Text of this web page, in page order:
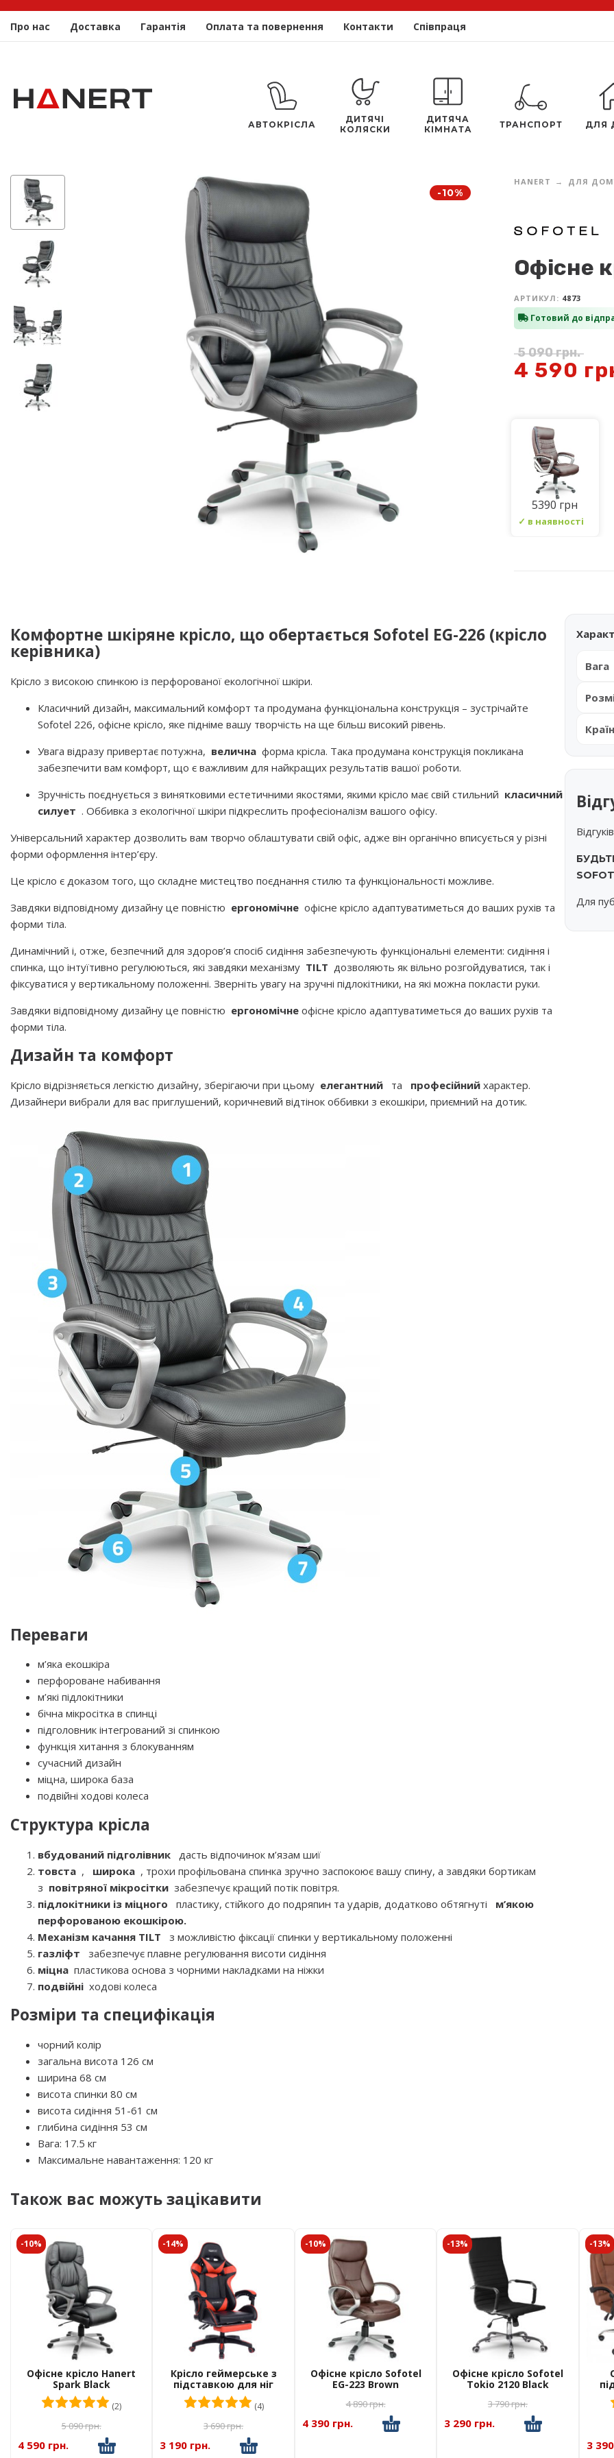
Про нас Доставка Гарантія Оплата та повернення Контакти Співпраця
АВТОКРІСЛА
ДИТЯЧІ
КОЛЯСКИ
ДИТЯЧА
КІМНАТА
ТРАНСПОРТ ДЛЯ
-10%
HANERT ДЛЯ
Офісне
АРТИКУЛ: 4873
Готовий до
5 090грн.
4 590
5390 грн
✓ в наявності
Комфортне шкіряне крісло, що обертається Sofotel EG-226 (крісло
керівника)
Крісло з високою спинкою із перфорованої екологічної шкіри.
Класичний дизайн, максимальний комфорт та продумана функціональна конструкція – зустрічайте
Sofotel 226, офісне крісло, яке підніме вашу творчість на ще більш високий рівень.
Увага відразу привертає потужна, велична форма крісла. Така продумана конструкція покликана
забезпечити вам комфорт, що є важливим для найкращих результатів вашої роботи.
Зручність поєднується з винятковими естетичними якостями, якими крісло має свій стильний класичний
силует . Оббивка з екологічної шкіри підкреслить професіоналізм вашого офісу.
Універсальний характер дозволить вам творчо облаштувати свій офіс, адже він органічно вписується у різні
форми оформлення інтер’єру.
Це крісло є доказом того, що складне мистецтво поєднання стилю та функціональності можливе.
Завдяки відповідному дизайну це повністю ергономічне офісне крісло адаптуватиметься до ваших рухів та
форми тіла.
Динамічний і, отже, безпечний для здоров’я спосіб сидіння забезпечують функціональні елементи: сидіння і
спинка, що інтуїтивно регулюються, які завдяки механізму TILT дозволяють як вільно розгойдуватися, так і
фіксуватися у вертикальному положенні. Зверніть увагу на зручні підлокітники, на які можна покласти руки.
Завдяки відповідному дизайну це повністю ергономічне офісне крісло адаптуватиметься до ваших рухів та
форми тіла.
Дизайн та комфорт
Крісло відрізняється легкістю дизайну, зберігаючи при цьому елегантний та професійний характер.
Дизайнери вибрали для вас приглушений, коричневий відтінок оббивки з екошкіри, приємний на дотик.
Переваги
м’яка екошкіра
перфороване набивання
м’які підлокітники
бічна мікросітка в спинці
підголовник інтегрований зі спинкою
функція хитання з блокуванням
сучасний дизайн
міцна, широка база
подвійні ходові колеса
Структура крісла
вбудований підголівник дасть відпочинок м’язам шиї
товста , широка , трохи профільована спинка зручно заспокоює вашу спину, а завдяки бортикам
з повітряної мікросітки забезпечує кращий потік повітря.
підлокітники із міцного пластику, стійкого до подряпин та ударів, додатково обтягнуті м’якою
перфорованою екошкірою.
Механізм качання TILT з можливістю фіксації спинки у вертикальному положенні
газліфт забезпечує плавне регулювання висоти сидіння
міцна пластикова основа з чорними накладками на ніжки
подвійні ходові колеса
Розміри та специфікація
чорний колір
загальна висота 126 см
ширина 68 см
висота спинки 80 см
висота сидіння 51-61 см
глибина сидіння 53 см
Вага: 17.5 кг
Максимальне навантаження: 120 кг
Вага
Для
Також вас можуть зацікавити
-10%
Офісне крісло Hanert
Spark Black
Оцінено в
(2)
5 090грн.
4 590 грн.
-14%
Крісло геймерське з
підставкою для ніг
Hanert G-Force Black/Red
Оцінено в
(4)
3 690грн.
3 190 грн.
-10%
Офісне крісло Sofotel
EG-223 Brown
4 890грн.
4 390 грн.
-13%
Офісне крісло Sofotel
Tokio 2120 Black
3 790грн.
3 290 грн.
-13%
3